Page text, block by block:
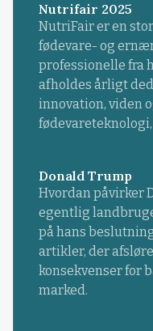
Nutrifair 2025
NutriFair er en
fødevare- og
professionelle fra
afholdes årligt
innovation, viden
Donald Trump
Hvordan påvirker
egentlig
på hans
artikler, der
konsekvenser for
marked.